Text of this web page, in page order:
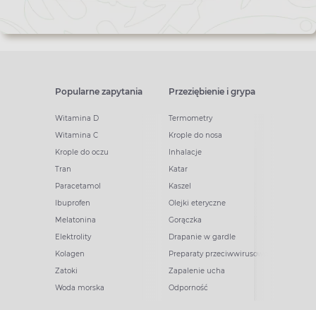
Popularne zapytania
Witamina D
Witamina C
Krople do oczu
Tran
Paracetamol
Ibuprofen
Melatonina
Elektrolity
Kolagen
Zatoki
Woda morska
Przeziębienie i grypa
Termometry
Krople do nosa
Inhalacje
Katar
Kaszel
Olejki eteryczne
Gorączka
Drapanie w gardle
Preparaty przeciwwirusowe
Zapalenie ucha
Odporność